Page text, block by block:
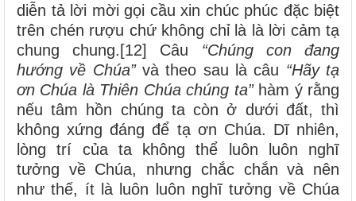
diễn tả lời mời gọi cầu xin chúc phúc đặc biệt
trên chén rượu chứ không chỉ là là lời cảm tạ
chung chung.[12] Câu “Chúng con đang
hướng về Chúa”và theo sau là câu “Hãy tạ
ơn Chúa là Thiên Chúa chúng ta” hàm ý rằng
nếu tâm hồn chúng ta còn ở dưới đất, thì
không xứng đáng để tạ ơn Chúa. Dĩ nhiên,
lòng trí của ta không thể luôn luôn nghĩ
tưởng về Chúa, nhưng chắc chắn và nên
như thế, ít là luôn luôn nghĩ tưởng về Chúa